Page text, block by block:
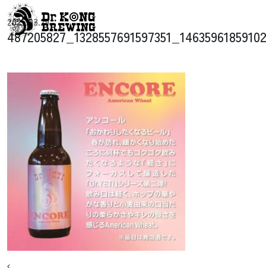
コンテンツへスキップ
メインナビゲーション
2025.03.29